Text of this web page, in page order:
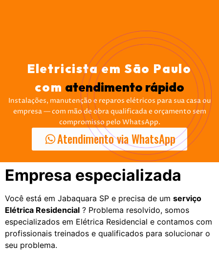
Eletricista em São Paulo
com atendimento rápido
Instalações, manutenção e reparos elétricos para sua casa ou
empresa — com mão de obra qualificada e orçamento sem
compromisso pelo WhatsApp.
Atendimento via WhatsApp
Empresa especializada
Você está em Jabaquara SP e precisa de um serviço
Elétrica Residencial ? Problema resolvido, somos
especializados em Elétrica Residencial e contamos com
profissionais treinados e qualificados para solucionar o
seu problema.